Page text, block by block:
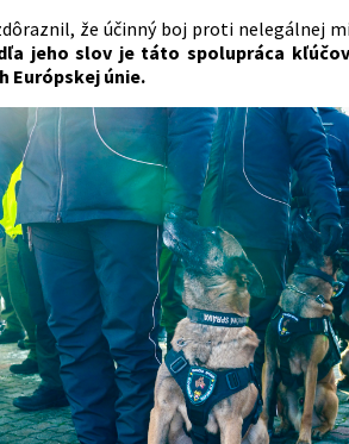
že účinný boj proti nelegálnej
jeho slov je táto spolupráca
Európskej únie.